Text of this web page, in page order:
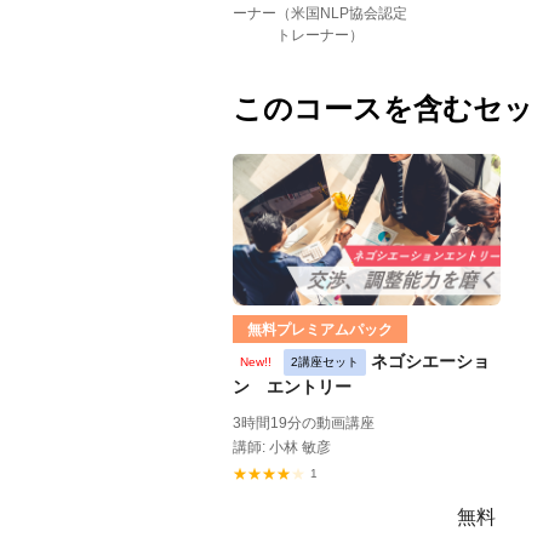
ーナー（米国NLP協会認定
トレーナー）
このコースを含むセッ
無料プレミアムパック
New!! 2講座セット
ネゴシエーショ
ン エントリー
3時間19分の動画講座
講師: 小林 敏彦
1
無料